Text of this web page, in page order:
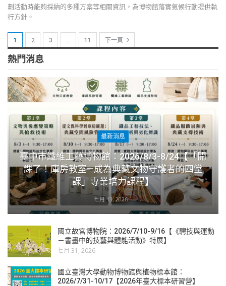
劃活動時能夠採納的多種方案等相關資訊，為博物館落實氣候行動提供執
行方針。
1 2 3 … 11 下一頁
熱門消息
最新消息
臺中市纖維工藝博物館：2026/8/3-8/24【「開
課了！庫房教室—成為典藏文物守護者的四堂
課」專業培力課程】
七月 13, 2026
國立故宮博物院：2026/7/10-9/16【《騁技與運動
－書畫中的技藝與體能活動》特展】
七月 31, 2026
國立臺灣大學動物博物館與植物標本館：
2026/7/31-10/17【2026年臺大標本研習營】